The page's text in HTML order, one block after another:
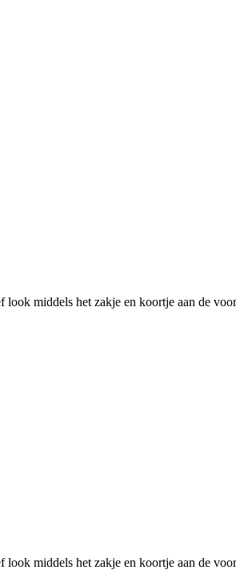
middels het zakje en koortje aan de
middels het zakje en koortje aan de